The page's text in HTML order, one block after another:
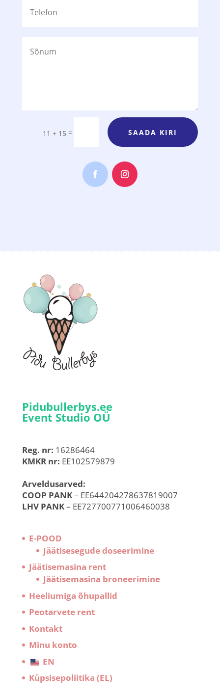
11 + 15 = SAADA KIRI
Pidubullerbys.ee
Event Studio OÜ
Reg. nr: 16286464
KMKR nr: EE102579879
Arveldusarved:
COOP PANK– EE644204278637819007
LHV PANK– EE727700771006460038
E-POOD
Jäätisesegude doseerimine
Jäätisemasina rent
Jäätisemasina broneerimine
Heeliumiga õhupallid
Peotarvete rent
Kontakt
Minu konto
EN
Küpsisepoliitika (EL)